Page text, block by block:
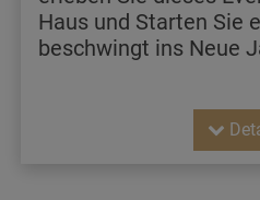
Haus und Starten Sie
beschwingt ins Neue